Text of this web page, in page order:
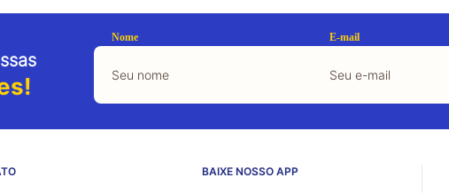
Nome E-mail
BAIXE NOSSO APP